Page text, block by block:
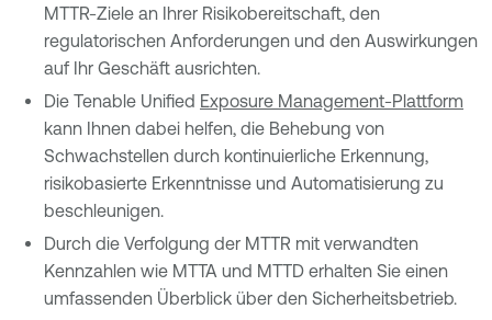
MTTR-Ziele an Ihrer Risikobereitschaft, den
regulatorischen Anforderungen und den Auswirkungen
auf Ihr Geschäft ausrichten.
Die Tenable Unified Exposure Management-Plattform
kann Ihnen dabei helfen, die Behebung von
Schwachstellen durch kontinuierliche Erkennung,
risikobasierte Erkenntnisse und Automatisierung zu
beschleunigen.
Durch die Verfolgung der MTTR mit verwandten
Kennzahlen wie MTTA und MTTD erhalten Sie einen
umfassenden Überblick über den Sicherheitsbetrieb.